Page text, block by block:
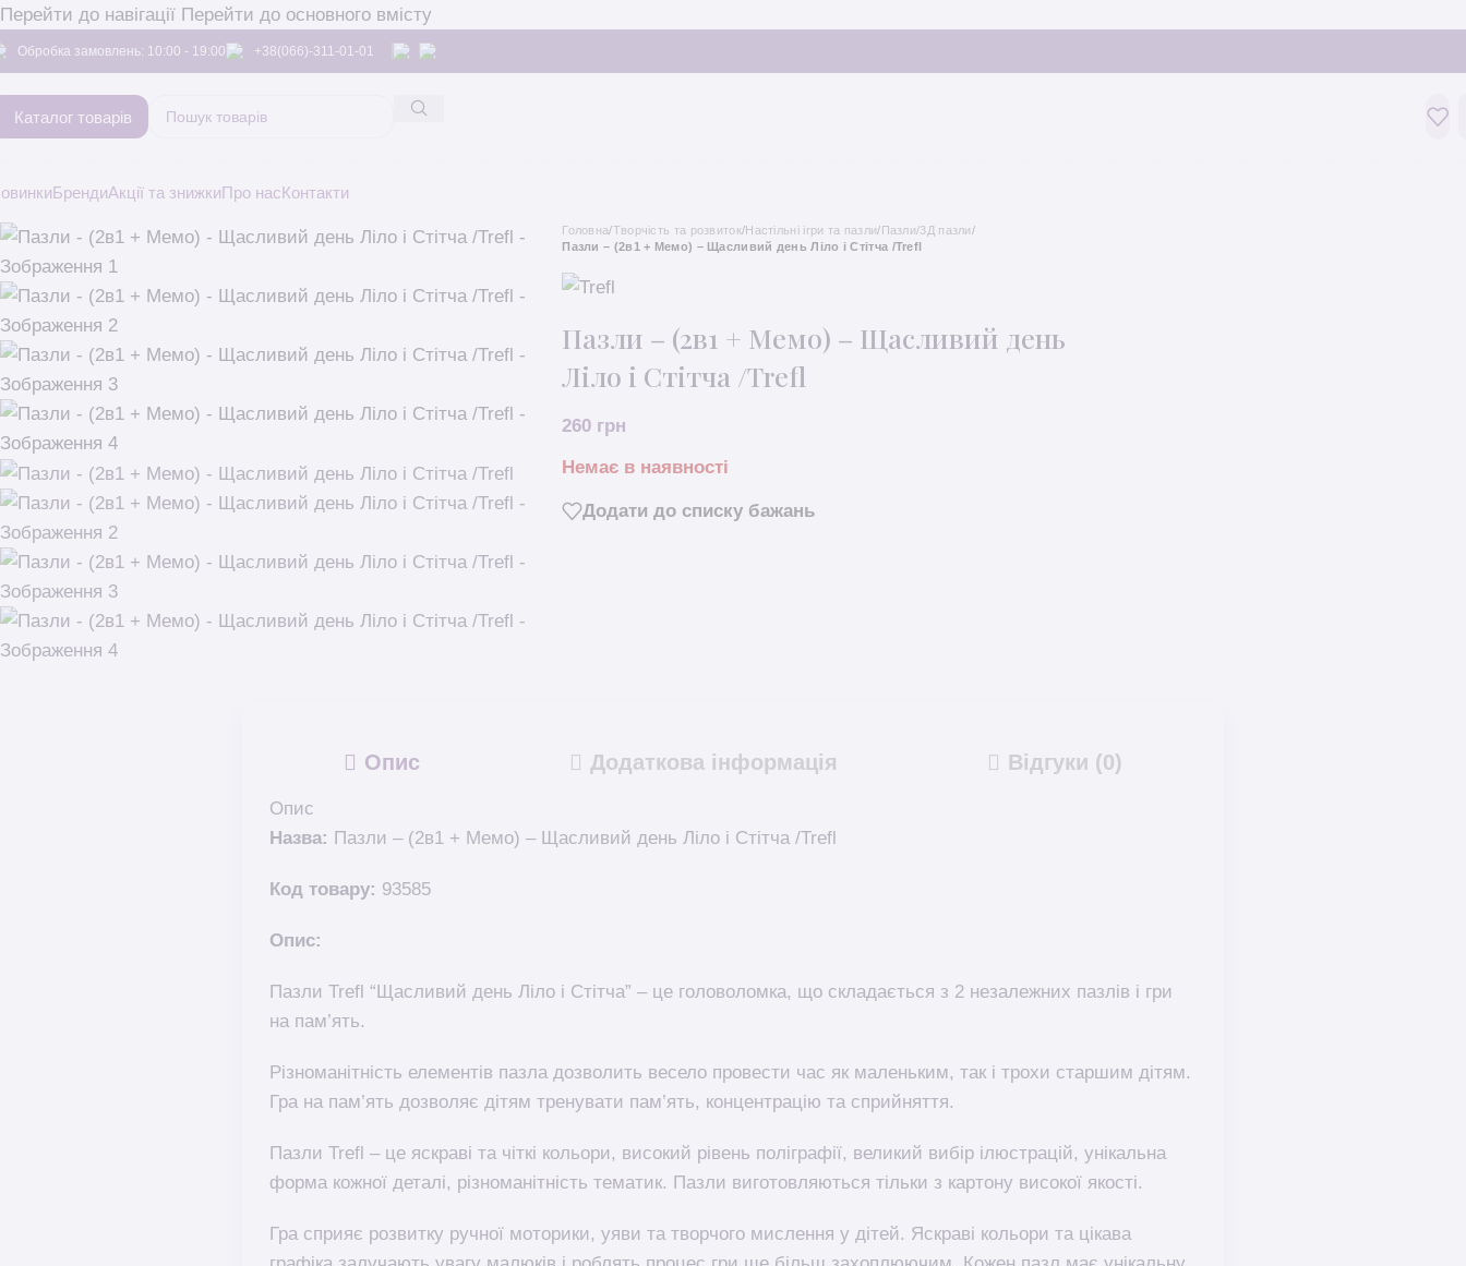
Перейти до навігації Перейти до основного вмісту
Обробка замовлень: 10:00 - 19:00 +38(066)-311-01-01
Каталог товарів
БрендиАкції та знижкиПро насКонтакти
Головна/Творчість та розвиток/Настільні ігри та пазли/Пазли/3Д пазли/
Пазли – (2в1 + Мемо) – Щасливий день Ліло і Стітча /Trefl
Пазли – (2в1 + Мемо) – Щасливий день
Ліло і Стітча /Trefl
260 грн
Немає в наявності
Додати до списку бажань
Опис Додаткова інформація Відгуки (0)
Опис
Назва: Пазли – (2в1 + Мемо) – Щасливий день Ліло і Стітча /Trefl
Код товару: 93585
Опис:
Пазли Trefl “Щасливий день Ліло і Стітча” – це головоломка, що складається з 2 незалежних пазлів і гри
на пам’ять.
Різноманітність елементів пазла дозволить весело провести час як маленьким, так і трохи старшим дітям.
Гра на пам’ять дозволяє дітям тренувати пам’ять, концентрацію та сприйняття.
Пазли Trefl – це яскраві та чіткі кольори, високий рівень поліграфії, великий вибір ілюстрацій, унікальна
форма кожної деталі, різноманітність тематик. Пазли виготовляються тільки з картону високої якості.
Гра сприяє розвитку ручної моторики, уяви та творчого мислення у дітей. Яскраві кольори та цікава